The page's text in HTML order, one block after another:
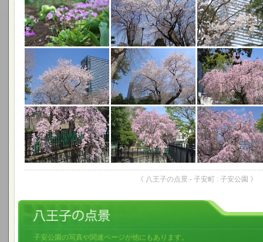
《 八王子の点景 - 子安町 : 子安公園 》
子安公園の写真や関連ページが他にもあります。